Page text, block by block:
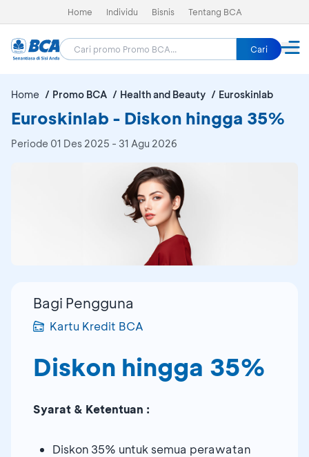
Home Individu Bisnis Tentang BCA
Cari
Home Promo BCA Health and Beauty Euroskinlab
Euroskinlab - Diskon hingga 35%
Periode 01 Des 2025 - 31 Agu 2026
Bagi Pengguna
Kartu Kredit BCA
Diskon hingga 35%
Syarat & Ketentuan :
Diskon 35% untuk semua perawatan